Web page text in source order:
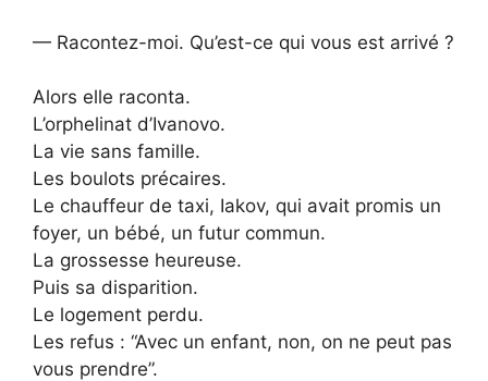
— Racontez-moi. Qu’est-ce qui vous est arrivé ?
Alors elle raconta.
L’orphelinat d’Ivanovo.
La vie sans famille.
Les boulots précaires.
Le chauffeur de taxi, Iakov, qui avait promis un
foyer, un bébé, un futur commun.
La grossesse heureuse.
Puis sa disparition.
Le logement perdu.
Les refus : “Avec un enfant, non, on ne peut pas
vous prendre”.